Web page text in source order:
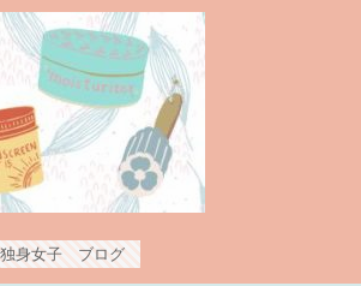
独身女子 ブログ